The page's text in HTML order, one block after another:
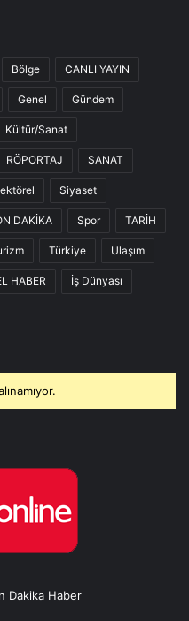
Bölge CANLI YAYIN
Genel Gündem
Kültür/Sanat
RÖPORTAJ SANAT
Siyaset
DAKİKA Spor TARİH
Türkiye Ulaşım
HABER İş Dünyası
Dakika Haber